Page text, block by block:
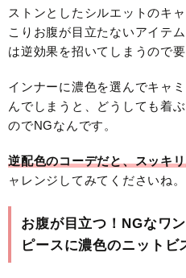
ストンとしたシルエットのキ
こりお腹が目立たないアイテ
は逆効果を招いてしまうので要
インナーに濃色を選んでキャ
んでしまうと、どうしても着
のでNGなんです。
逆配色のコーデだと、スッキ
ャレンジしてみてくださいね。
お腹が目立つ！NGなワ
ピースに濃色のニットビ